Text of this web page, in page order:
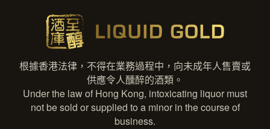
根據香港法律，不得在業務過程中，向未成年人售賣或
供應令人醺醉的酒類。
Under the law of Hong Kong, intoxicating liquor must
not be sold or supplied to a minor in the course of
business.